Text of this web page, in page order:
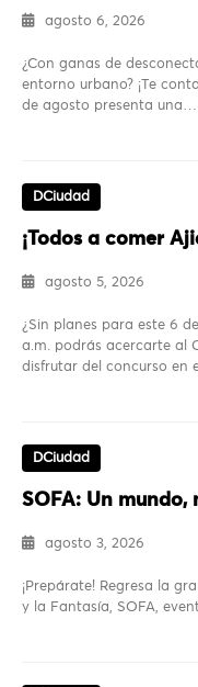
agosto 6, 2026
¿Con ganas de
entorno urbano? ¡Te
de agosto presenta una…
DCiudad
¡Todos a comer
agosto 5, 2026
¿Sin planes para este 6
a.m. podrás acercarte al
disfrutar del concurso en
DCiudad
SOFA: Un mundo,
agosto 3, 2026
¡Prepárate! Regresa la
y la Fantasía, SOFA,